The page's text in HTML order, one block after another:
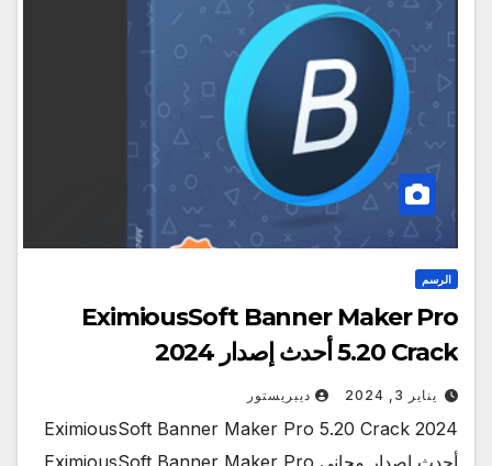
الرسم
EximiousSoft Banner Maker Pro
5.20 Crack أحدث إصدار 2024
يناير 3, 2024 ديبريستور
EximiousSoft Banner Maker Pro 5.20 Crack 2024
أحدث إصدار مجاني EximiousSoft Banner Maker Pro